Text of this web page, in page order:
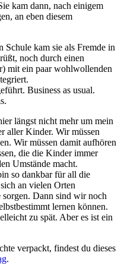
kam dann, nach einigem
an eben diesem
Schule kam sie als Fremde in
noch durch einen
mit ein paar wohlwollenden
Business as usual.
längst nicht mehr um mein
aller Kinder. Wir müssen
Wir müssen damit aufhören
die die Kinder immer
Umstände macht.
so dankbar für all die
an vielen Orten
sorgen. Dann sind wir noch
lernen können.
zu spät. Aber es ist ein
verpackt, findest du dieses
.